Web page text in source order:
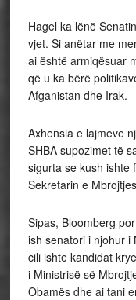
Hagel ka lënë
vjet. Si anëtar me
ai është armiqësuar
që u ka bërë
Afganistan dhe Irak.
Axhensia e lajmeve
SHBA supozimet të
sigurta se kush ishte
Sekretarin e
Sipas, Bloomberg
ish senatori i njohur i
cili ishte kandidat
i Ministrisë së
Obamës dhe ai tani